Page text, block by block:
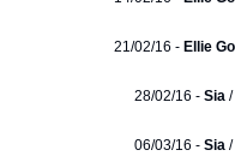
21/02/16 - Ellie
28/02/16 - Sia
06/03/16 - Sia